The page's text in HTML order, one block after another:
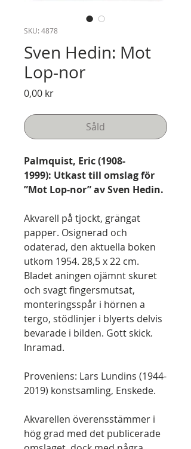
SKU: 4878
Sven Hedin: Mot
Lop-nor
0,00 krPris
Såld
Palmquist, Eric (1908-
1999): Utkast till omslag för
”Mot Lop-nor” av Sven Hedin.
Akvarell på tjockt, grängat
papper. Osignerad och
odaterad, den aktuella boken
utkom 1954. 28,5 x 22 cm.
Bladet aningen ojämnt skuret
och svagt fingersmutsat,
monteringsspår i hörnen a
tergo, stödlinjer i blyerts delvis
bevarade i bilden. Gott skick.
Inramad.
Proveniens: Lars Lundins (1944-
2019) konstsamling, Enskede.
Akvarellen överensstämmer i
hög grad med det publicerade